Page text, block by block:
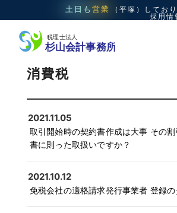
土日も 営業 （平塚）
してお
採用情
消費税
取引開始時の契約書作成は大事 その
書に則った取扱いですか？
2021.11.05
免税会社の適格請求発行事業者 登録
2021.10.12